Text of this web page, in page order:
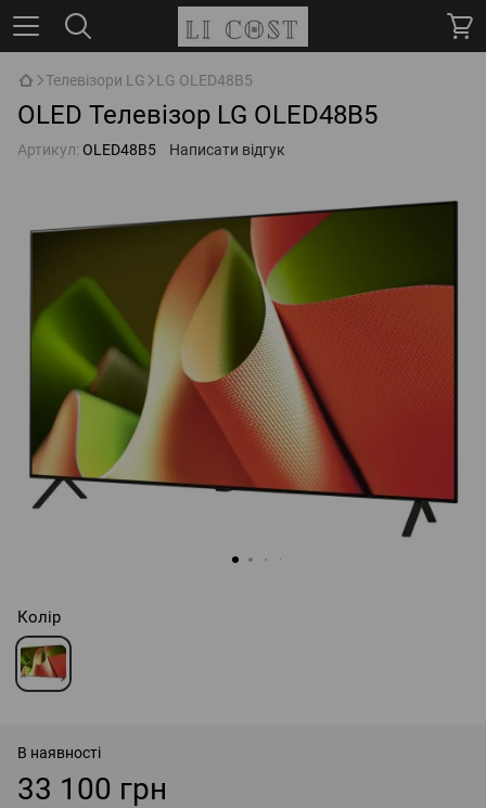
Телевізори LG LG OLED48B5
OLED Телевізор LG OLED48B5
Артикул: OLED48B5 Написати відгук
Колір
В наявності
33 100 грн